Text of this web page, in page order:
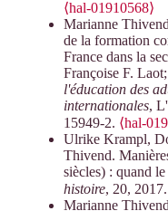
⟨hal-01910568⟩
Marianne
de la formation
France dans la
Françoise F.
l'éducation des
internationales,
15949-2. ⟨hal-
Ulrike Krampl,
Thivend.
siècles) : quand le
histoire, 20, 2017.
Marianne